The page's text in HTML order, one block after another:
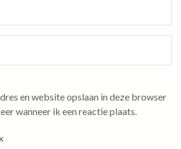
en website opslaan in deze browser
wanneer ik een reactie plaats.